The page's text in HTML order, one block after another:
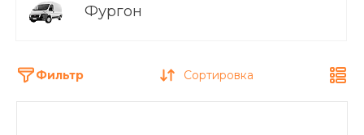
Фургон
Фильтр Сортировка